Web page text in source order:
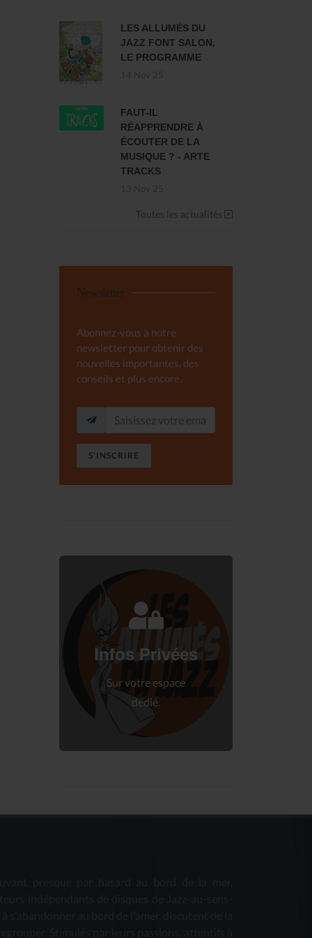
LES ALLUMÉS DU
JAZZ FONT SALON,
LE PROGRAMME
FAUT-IL
RÉAPPRENDRE À
ÉCOUTER DE LA
MUSIQUE ? - ARTE
TRACKS
Toutes les actualités
Newsletter
Abonnez-vous à notre
newsletter pour obtenir des
nouvelles importantes, des
conseils et plus encore.
S'INSCRIRE
Infos Privées
Sur votre espace
dédié.
Connectez-vous
à votre espace privé.